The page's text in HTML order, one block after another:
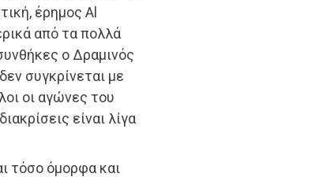
έρημος Al
από τα πολλά
ο Δραμινός
συγκρίνεται με
οι αγώνες του
είναι λίγα
τόσο όμορφα και